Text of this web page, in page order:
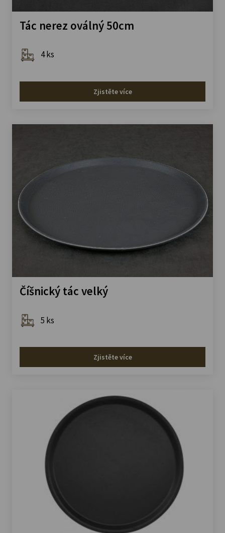
Tác nerez oválný 50cm
4 ks
Zjistěte více
Číšnický tác velký
5 ks
Zjistěte více